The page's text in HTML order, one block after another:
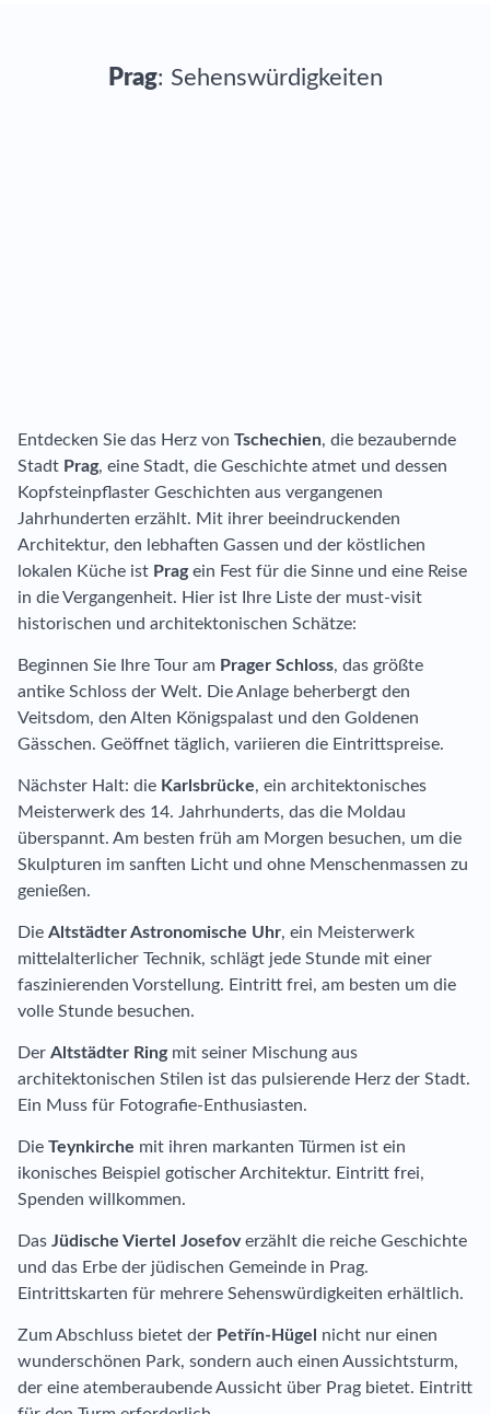
Prag: Sehenswürdigkeiten
Entdecken Sie das Herz von Tschechien, die bezaubernde
Stadt Prag, eine Stadt, die Geschichte atmet und dessen
Kopfsteinpflaster Geschichten aus vergangenen
Jahrhunderten erzählt. Mit ihrer beeindruckenden
Architektur, den lebhaften Gassen und der köstlichen
lokalen Küche ist Pragein Fest für die Sinne und eine Reise
in die Vergangenheit. Hier ist Ihre Liste der must-visit
historischen und architektonischen Schätze:
Beginnen Sie Ihre Tour am Prager Schloss, das größte
antike Schloss der Welt. Die Anlage beherbergt den
Veitsdom, den Alten Königspalast und den Goldenen
Gässchen. Geöffnet täglich, variieren die Eintrittspreise.
Nächster Halt: die Karlsbrücke, ein architektonisches
Meisterwerk des 14. Jahrhunderts, das die Moldau
überspannt. Am besten früh am Morgen besuchen, um die
Skulpturen im sanften Licht und ohne Menschenmassen zu
genießen.
Die Altstädter Astronomische Uhr, ein Meisterwerk
mittelalterlicher Technik, schlägt jede Stunde mit einer
faszinierenden Vorstellung. Eintritt frei, am besten um die
volle Stunde besuchen.
Der Altstädter Ringmit seiner Mischung aus
architektonischen Stilen ist das pulsierende Herz der Stadt.
Ein Muss für Fotografie-Enthusiasten.
Die Teynkirche mit ihren markanten Türmen ist ein
ikonisches Beispiel gotischer Architektur. Eintritt frei,
Spenden willkommen.
Das Jüdische Viertel Josefoverzählt die reiche Geschichte
und das Erbe der jüdischen Gemeinde in Prag.
Eintrittskarten für mehrere Sehenswürdigkeiten erhältlich.
Zum Abschluss bietet der Petřín-Hügel
nicht nur einen
wunderschönen Park, sondern auch einen Aussichtsturm,
der eine atemberaubende Aussicht über Prag bietet. Eintritt